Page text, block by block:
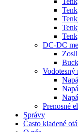
DC-DC
Vodotesný
Prenosné
Správy
Často kladené